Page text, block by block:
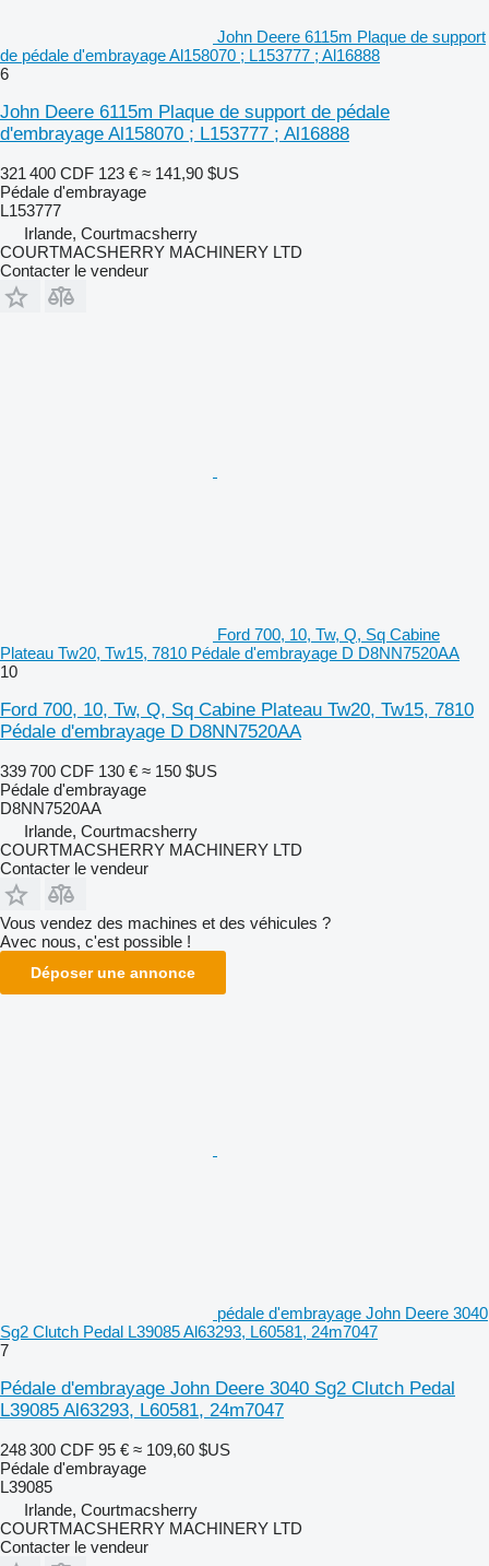
John Deere 6115m Plaque de support
de pédale d'embrayage Al158070 ; L153777 ; Al16888
6
John Deere 6115m Plaque de support de pédale
d'embrayage Al158070 ; L153777 ; Al16888
321 400 CDF 123 € ≈ 141,90 $US
Pédale d'embrayage
L153777
Irlande, Courtmacsherry
COURTMACSHERRY MACHINERY LTD
Contacter le vendeur
Ford 700, 10, Tw, Q, Sq Cabine
Plateau Tw20, Tw15, 7810 Pédale d'embrayage D D8NN7520AA
10
Ford 700, 10, Tw, Q, Sq Cabine Plateau Tw20, Tw15, 7810
Pédale d'embrayage D D8NN7520AA
339 700 CDF 130 € ≈ 150 $US
Pédale d'embrayage
D8NN7520AA
Irlande, Courtmacsherry
COURTMACSHERRY MACHINERY LTD
Contacter le vendeur
Vous vendez des machines et des véhicules ?
Avec nous, c'est possible !
Déposer une annonce
pédale d'embrayage John Deere 3040
Sg2 Clutch Pedal L39085 Al63293, L60581, 24m7047
7
Pédale d'embrayage John Deere 3040 Sg2 Clutch Pedal
L39085 Al63293, L60581, 24m7047
248 300 CDF 95 € ≈ 109,60 $US
Pédale d'embrayage
L39085
Irlande, Courtmacsherry
COURTMACSHERRY MACHINERY LTD
Contacter le vendeur